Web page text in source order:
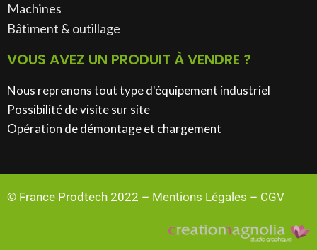
Machines
Bâtiment & outillage​
VOUS AVEZ UN PRODUIT À VENDRE ?
Nous reprenons tout type d'équipement industriel
Possibilité de visite sur site
Opération de démontage et chargement
© France Prodtech 2022 – Mentions Légales – CGV